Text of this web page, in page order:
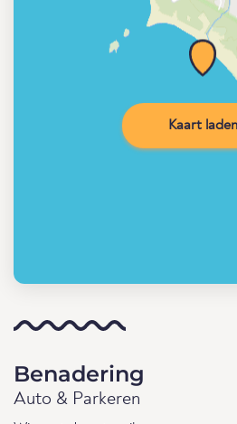
Kaart laden
Benadering
Auto & Parkeren